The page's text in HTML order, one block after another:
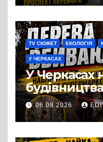
TV СЮЖЕТ ЕКОЛОГІЯ
У ЧЕРКАСАХ
У Черкасах
проспекті
дерева. І
можна
06.08.2026